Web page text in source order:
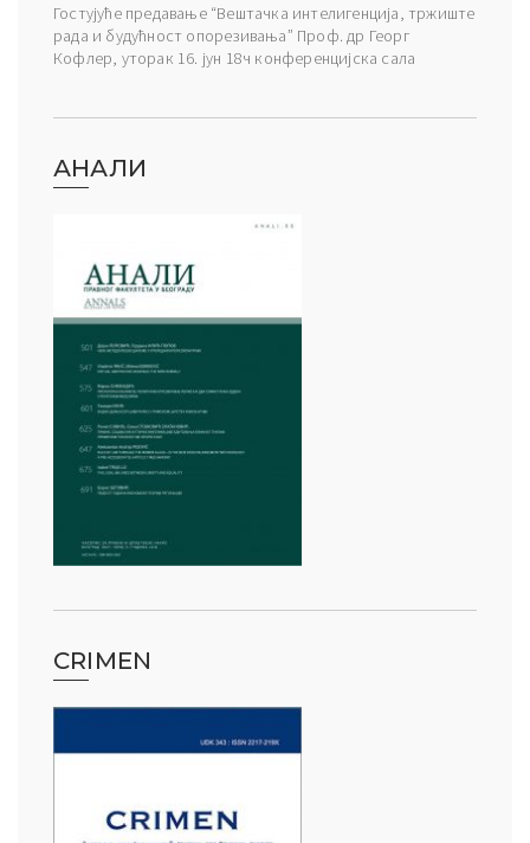
Гостујуће предавање “Вештачка интелигенција, тржиште
рада и будућност опорезивања” Проф. др Георг
Кофлер, уторак 16. јун 18ч конференцијска сала
АНАЛИ
CRIMEN